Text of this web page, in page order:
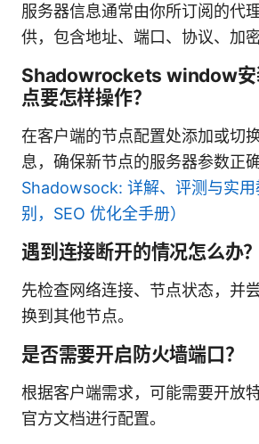
服务器信息通常由你所订阅的代
供，包含地址、端口、协议、加密
Shadowrockets window安
点要怎样操作？
在客户端的节点配置处添加或切
息，确保新节点的服务器参数正确
Shadowsock: 详解、评测与实用
别，SEO 优化全手册）
遇到连接断开的情况怎么办？
先检查网络连接、节点状态，并
换到其他节点。
是否需要开启防火墙端口？
根据客户端需求，可能需要开放
官方文档进行配置。